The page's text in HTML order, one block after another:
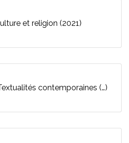
et religion (2021)
contemporaines (…)